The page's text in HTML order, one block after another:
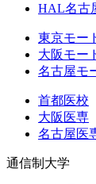
HAL名古
東京モー
大阪モー
名古屋モ
首都医校
大阪医専
名古屋医
通信制大学